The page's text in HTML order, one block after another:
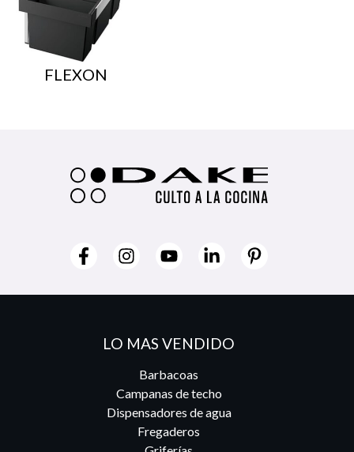
FLEXON
LO MAS VENDIDO
Barbacoas
Campanas de techo
Dispensadores de agua
Fregaderos